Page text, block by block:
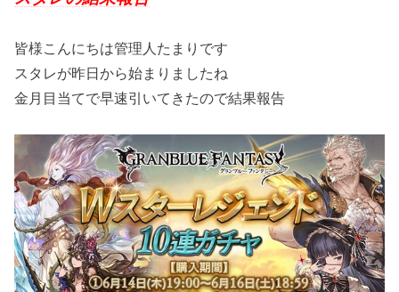
皆様こんにちは管理人たまりです
スタレが昨日から始まりましたね
金月目当てで早速引いてきたので結果報告